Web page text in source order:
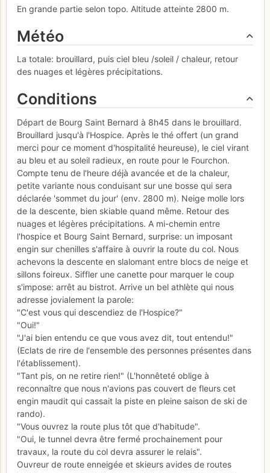
En grande partie selon topo. Altitude atteinte 2800 m.
Météo
La totale: brouillard, puis ciel bleu /soleil / chaleur, retour
des nuages et légères précipitations.
Conditions
Départ de Bourg Saint Bernard à 8h45 dans le brouillard.
Brouillard jusqu'à l'Hospice. Après le thé offert (un grand
merci pour ce moment d'hospitalité heureuse), le ciel virant
au bleu et au soleil radieux, en route pour le Fourchon.
Compte tenu de l'heure déjà avancée et de la chaleur,
petite variante nous conduisant sur une bosse qui sera
déclarée 'sommet du jour' (env. 2800 m). Neige molle lors
de la descente, bien skiable quand même. Retour des
nuages et légères précipitations. A mi-chemin entre
l'hospice et Bourg Saint Bernard, surprise: un imposant
engin sur chenilles s'affaire à ouvrir la route du col. Nous
achevons la descente en slalomant entre blocs de neige et
sillons foireux. Siffler une canette pour marquer le coup
s'impose: arrêt au bistrot. Arrive un bel athlète qui nous
adresse jovialement la parole:
"C'est vous qui descendiez de l'Hospice?"
"Oui!"
"J'ai bien entendu ce que vous avez dit, tout entendu!"
(Eclats de rire de l'ensemble des personnes présentes dans
l'établissement).
"Tant pis, on ne retire rien!" (L'honnêteté oblige à
reconnaître que nous n'avions pas couvert de fleurs cet
engin maudit qui cassait la piste en pleine saison de ski de
rando).
"Vous ouvrez la route plus tôt que d'habitude".
"Oui, le tunnel devra être fermé prochainement pour
travaux, la route du col devra assurer le relais".
Ouvreur de route enneigée et skieurs avides de routes